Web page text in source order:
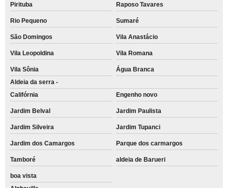
Pirituba Raposo Tavares
Rio Pequeno Sumaré
São Domingos Vila Anastácio
Vila Leopoldina Vila Romana
Vila Sônia
Água Branca
Aldeia da serra -
Califórnia
Engenho novo
Jardim Belval Jardim Paulista
Jardim Silveira Jardim Tupanci
Jardim dos Camargos Parque dos carmargos
Tamboré aldeia de Barueri
boa vista